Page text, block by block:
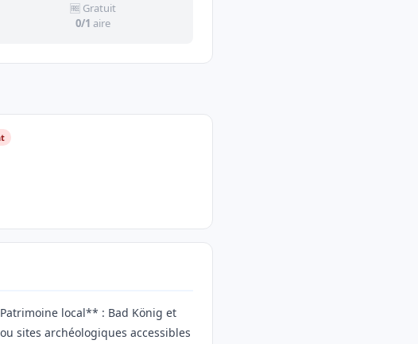
🆓 Gratuit
0/1 aire
local** : Bad König et
sites archéologiques accessibles